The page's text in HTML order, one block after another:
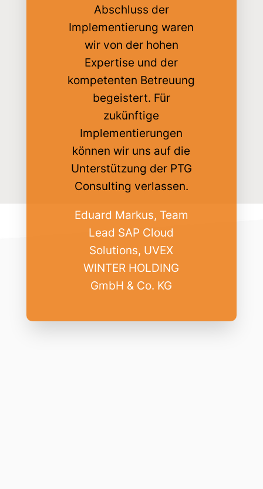
Abschluss der
Implementierung waren
wir von der hohen
Expertise und der
kompetenten Betreuung
begeistert. Für
zukünftige
Implementierungen
können wir uns auf die
Unterstützung der PTG
Consulting verlassen.
Eduard Markus, Team
Lead SAP Cloud
Solutions, UVEX
WINTER HOLDING
GmbH & Co. KG